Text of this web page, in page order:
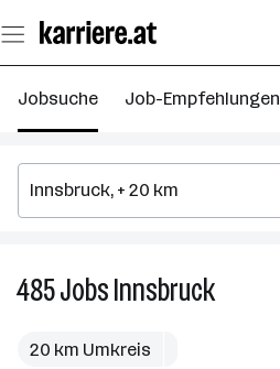
Seiteninhalt
springen
Jobsuche Job-Empfehlungen
485JobsInnsbruck485
20 km Umkreis